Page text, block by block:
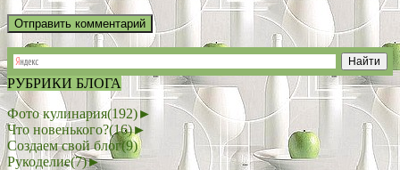
РУБРИКИ БЛОГА
Фото кулинария(192)►
Что новенького?(16)►
Создаем свой блог(9)
Рукоделие(7)►